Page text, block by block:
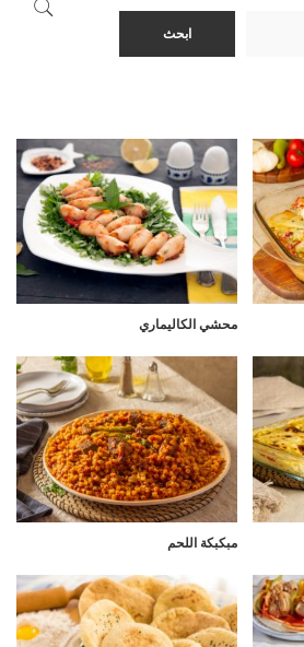
ابحث
محشي الكاليماري
مبكبكة اللحم